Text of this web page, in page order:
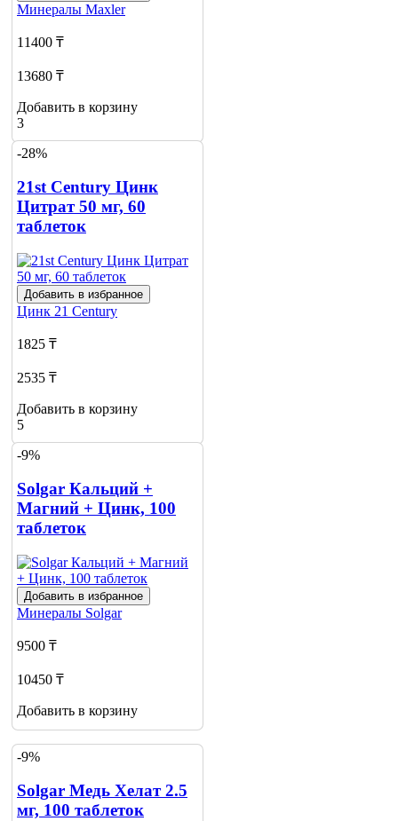
Минералы Maxler
11400 ₸
13680 ₸
Добавить в корзину
3
-28%
21st Century Цинк
Цитрат 50 мг, 60
таблеток
Добавить в избранное
Цинк 21 Century
1825 ₸
2535 ₸
Добавить в корзину
5
-9%
Solgar Кальций +
Магний + Цинк, 100
таблеток
Добавить в избранное
Минералы Solgar
9500 ₸
10450 ₸
Добавить в корзину
-9%
Solgar Медь Хелат 2.5
мг, 100 таблеток